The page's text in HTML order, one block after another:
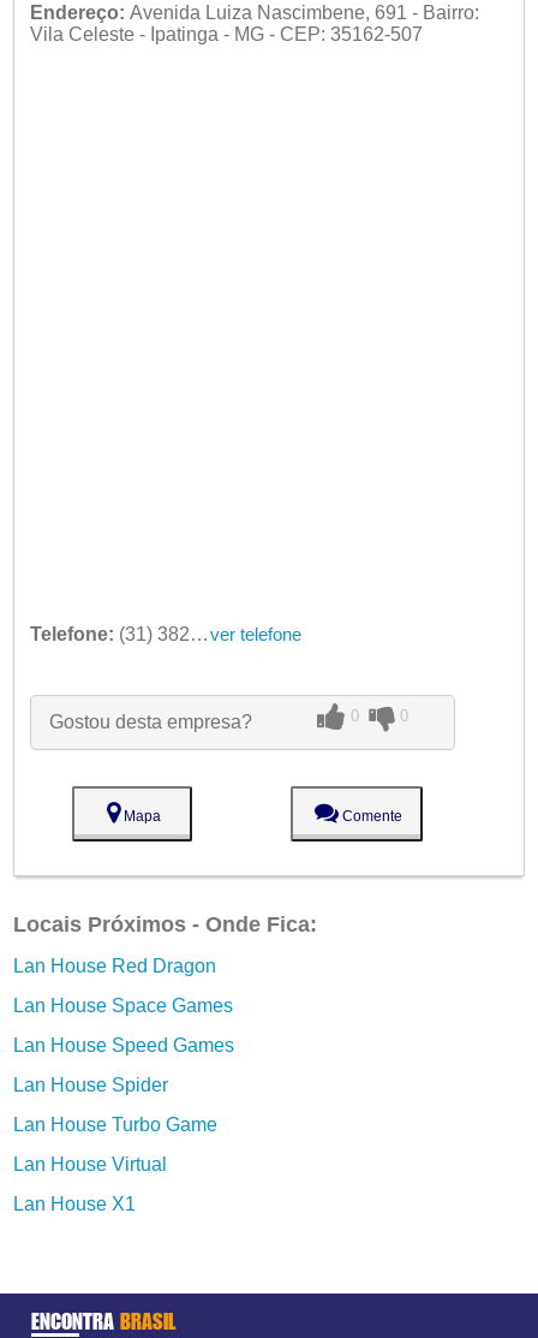
Endereço: Avenida Luiza Nascimbene, 691 - Bairro:
Vila Celeste - Ipatinga - MG - CEP: 35162-507
Telefone: (31) 3827-1680 ver telefone
Gostou desta empresa? 0 0
Mapa Comente
Locais Próximos - Onde Fica:
Lan House Red Dragon
Lan House Space Games
Lan House Speed Games
Lan House Spider
Lan House Turbo Game
Lan House Virtual
Lan House X1
ENCONTRA BRASIL